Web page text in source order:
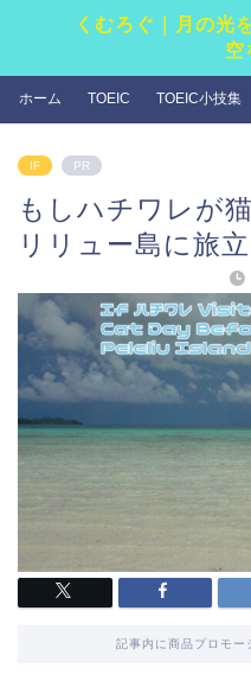
くむろぐ｜月の光
空
ホーム TOEIC TOEIC小技集
IF PR
もしハチワレが
リリュー島に旅
記事内に商品プロモー